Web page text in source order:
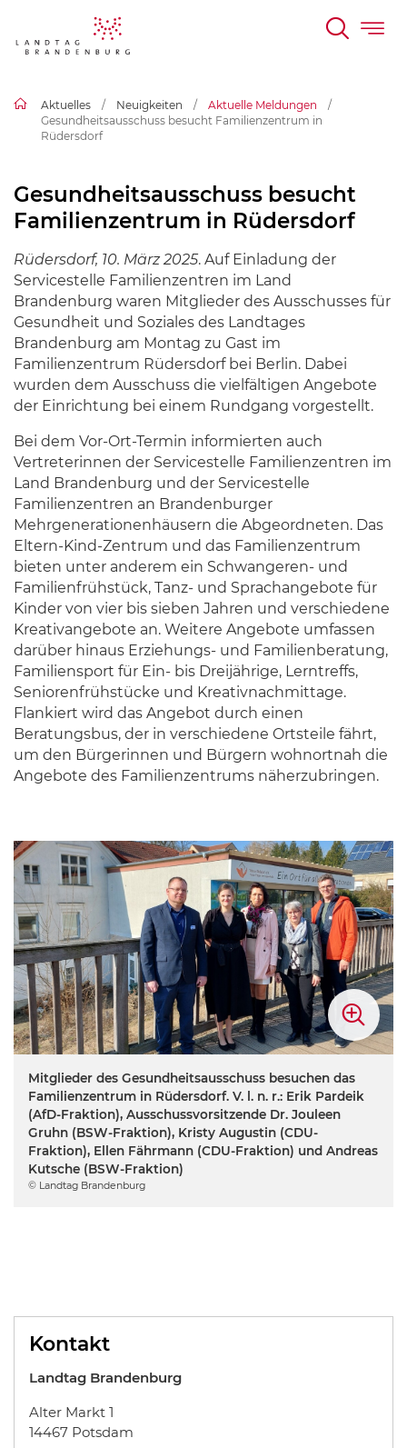
Breadcrumb
Aktuelles Neuigkeiten
Aktuelle Meldungen
Gesundheitsausschuss besucht Familienzentrum in
Rüdersdorf
Gesundheitsausschuss besucht
Familienzentrum in Rüdersdorf
Rüdersdorf, 10. März 2025. Auf Einladung der
Servicestelle Familienzentren im Land
Brandenburg waren Mitglieder des Ausschusses für
Gesundheit und Soziales des Landtages
Brandenburg am Montag zu Gast im
Familienzentrum Rüdersdorf bei Berlin. Dabei
wurden dem Ausschuss die vielfältigen Angebote
der Einrichtung bei einem Rundgang vorgestellt.
Bei dem Vor-Ort-Termin informierten auch
Vertreterinnen der Servicestelle Familienzentren im
Land Brandenburg und der Servicestelle
Familienzentren an Brandenburger
Mehrgenerationenhäusern die Abgeordneten. Das
Eltern-Kind-Zentrum und das Familienzentrum
bieten unter anderem ein Schwangeren- und
Familienfrühstück, Tanz- und Sprachangebote für
Kinder von vier bis sieben Jahren und verschiedene
Kreativangebote an. Weitere Angebote umfassen
darüber hinaus Erziehungs- und Familienberatung,
Familiensport für Ein- bis Dreijährige, Lerntreffs,
Seniorenfrühstücke und Kreativnachmittage.
Flankiert wird das Angebot durch einen
Beratungsbus, der in verschiedene Ortsteile fährt,
um den Bürgerinnen und Bürgern wohnortnah die
Angebote des Familienzentrums näherzubringen.
Mitglieder des Gesundheitsausschuss besuchen das
Familienzentrum in Rüdersdorf. V. l. n. r.: Erik Pardeik
(AfD-Fraktion), Ausschussvorsitzende Dr. Jouleen
Gruhn (BSW-Fraktion), Kristy Augustin (CDU-
Fraktion), Ellen Fährmann (CDU-Fraktion) und Andreas
Kutsche (BSW-Fraktion)
© Landtag Brandenburg
Kontakt
Landtag Brandenburg
Alter Markt 1
14467 Potsdam